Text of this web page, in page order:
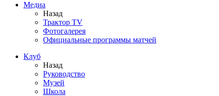
Медиа
Назад
Трактор TV
Фотогалерея
Официальные программы матчей
Клуб
Назад
Руководство
Музей
Школа